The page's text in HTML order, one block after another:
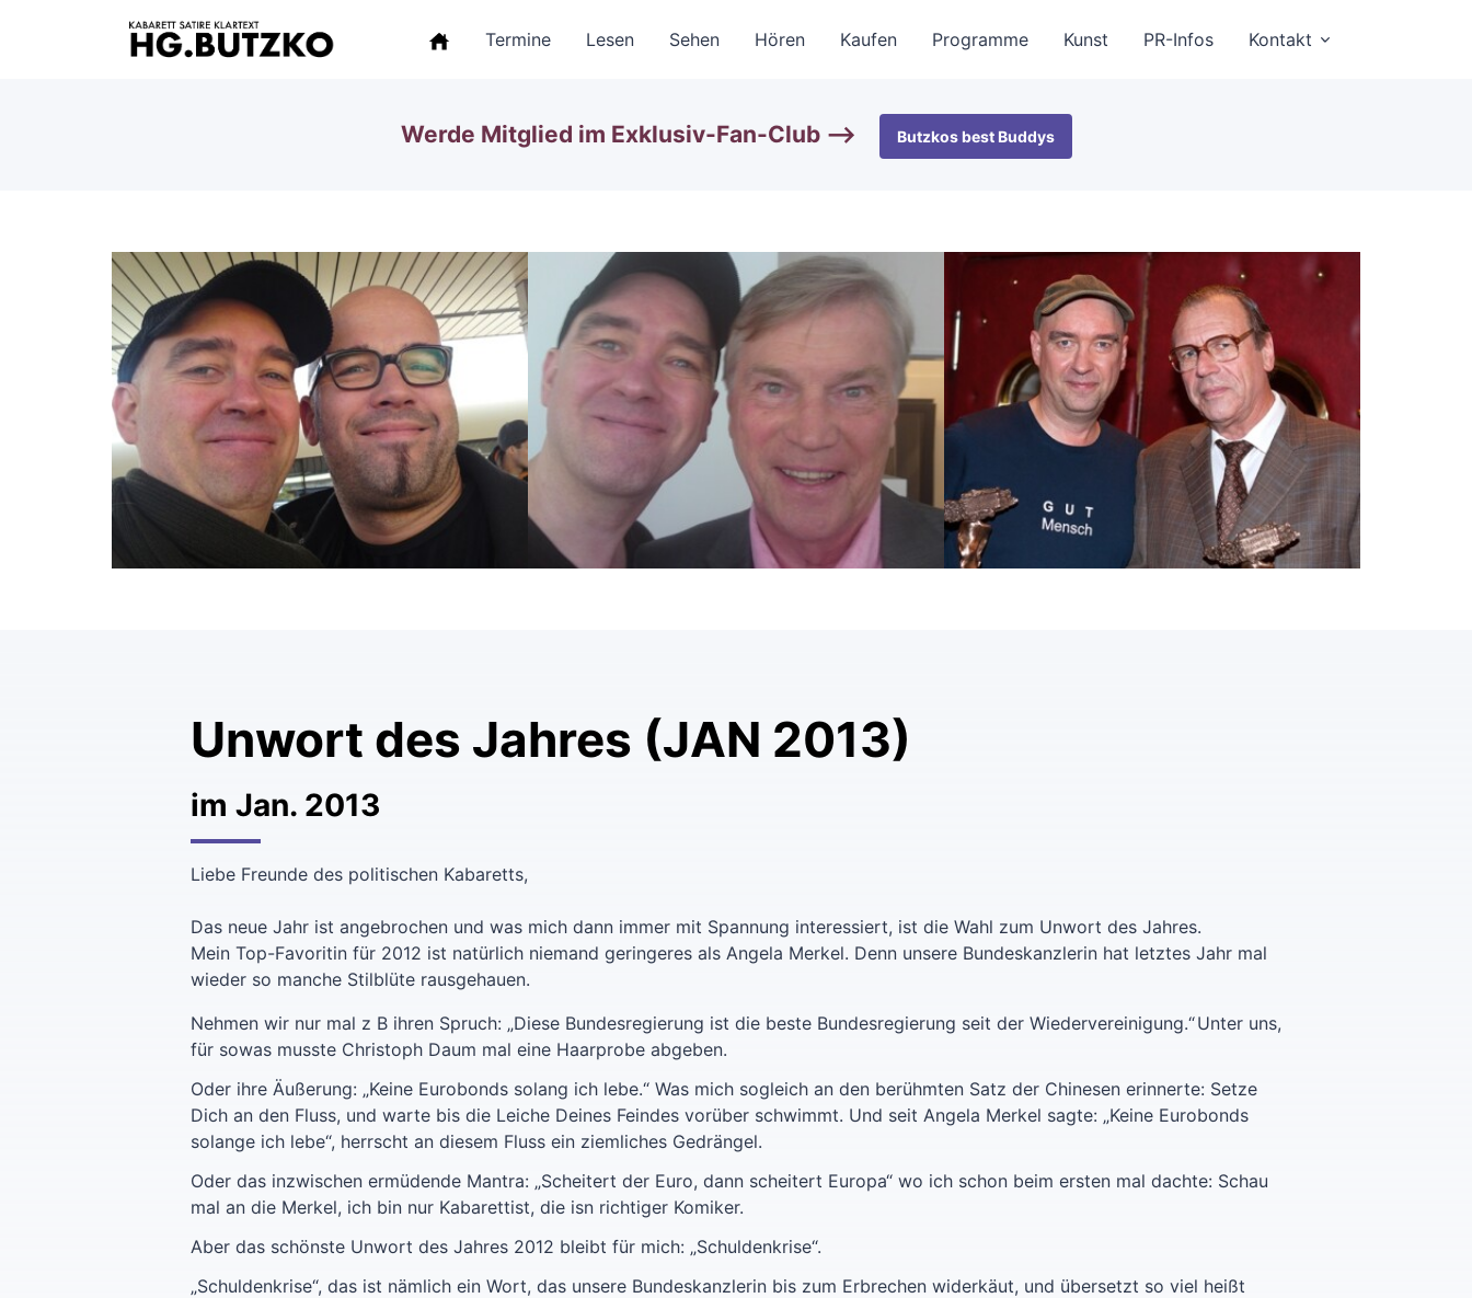
Termine Lesen Sehen Hören Kaufen Programme Kunst PR-Infos Kontakt
Werde Mitglied im Exklusiv-Fan-Club —> Butzkos best Buddys
Unwort des Jahres (JAN 2013)
im Jan. 2013
Liebe Freunde des politischen Kabaretts,
Das neue Jahr ist angebrochen und was mich dann immer mit Spannung interessiert, ist die Wahl zum Unwort des Jahres.
Mein Top-Favoritin für 2012 ist natürlich niemand geringeres als Angela Merkel. Denn unsere Bundeskanzlerin hat letztes Jahr mal
wieder so manche Stilblüte rausgehauen.
Nehmen wir nur mal z B ihren Spruch: „Diese Bundesregierung ist die beste Bundesregierung seit der Wiedervereinigung.“Unter uns,
für sowas musste Christoph Daum mal eine Haarprobe abgeben.
Oder ihre Äußerung: „Keine Eurobonds solang ich lebe.“ Was mich sogleich an den berühmten Satz der Chinesen erinnerte: Setze
Dich an den Fluss, und warte bis die Leiche Deines Feindes vorüber schwimmt. Und seit Angela Merkel sagte: „Keine Eurobonds
solange ich lebe“, herrscht an diesem Fluss ein ziemliches Gedrängel.
Oder das inzwischen ermüdende Mantra: „Scheitert der Euro, dann scheitert Europa“ wo ich schon beim ersten mal dachte: Schau
mal an die Merkel, ich bin nur Kabarettist, die isn richtiger Komiker.
Aber das schönste Unwort des Jahres 2012 bleibt für mich: „Schuldenkrise“.
„Schuldenkrise“, das ist nämlich ein Wort, das unsere Bundeskanzlerin bis zum Erbrechen widerkäut, und übersetzt so viel heißt